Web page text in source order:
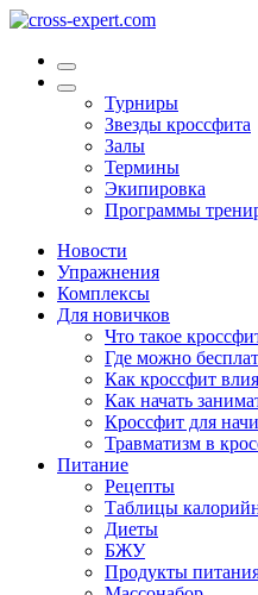
Турниры
Звезды кроссфита
Залы
Термины
Экипировка
Программы
Новости
Упражнения
Комплексы
Для новичков
Что такое
Где можно
Как кроссфит
Как начать
Кроссфит для
Травматизм в
Питание
Рецепты
Таблицы
Диеты
БЖУ
Продукты